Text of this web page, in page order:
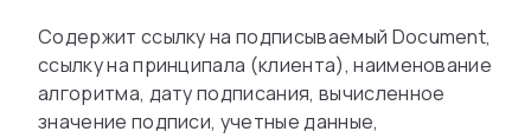
Содержит ссылку на подписываемый Document,
ссылку на принципала (клиента), наименование
алгоритма, дату подписания, вычисленное
значение подписи, учетные данные,